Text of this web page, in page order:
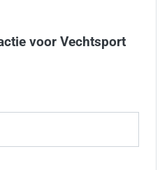
voor Vechtsport